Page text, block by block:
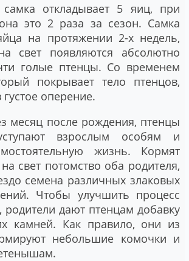
откладывает 5 яиц, при
это 2 раза за сезон. Самка
на протяжении 2-х недель,
свет появляются абсолютно
голые птенцы. Со временем
покрывает тело птенцов,
густое оперение.
месяц после рождения, птенцы
взрослым особям и
жизнь. Кормят
свет потомство оба родителя,
семена различных злаковых
Чтобы улучшить процесс
дают птенцам добавку
камней. Как правило, они из
небольшие комочки и